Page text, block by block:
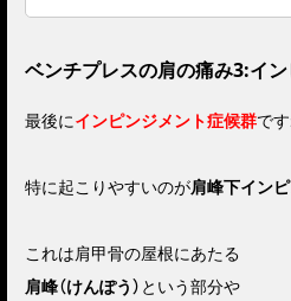
ベンチプレスの肩の痛み3:イ
最後にインピンジメント症候群です
特に起こりやすいのが肩峰下イン
これは肩甲骨の屋根にあたる
肩峰（けんぽう） という部分や